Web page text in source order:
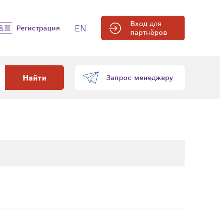
Регистрация EN
Вход для
партнёров
Найти Запрос менеджеру